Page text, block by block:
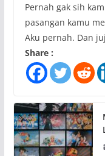
Pernah gak sih
pasangan kamu
Aku pernah. Dan
Share :